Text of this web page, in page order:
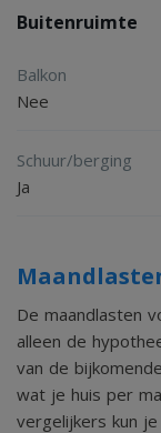
van de mooiste
buitenleven.
Buitenruimte
Balkon
Nee
Schuur/berging
Ja
De maandlasten
alleen de
van de
wat je huis per
vergelijkers kun